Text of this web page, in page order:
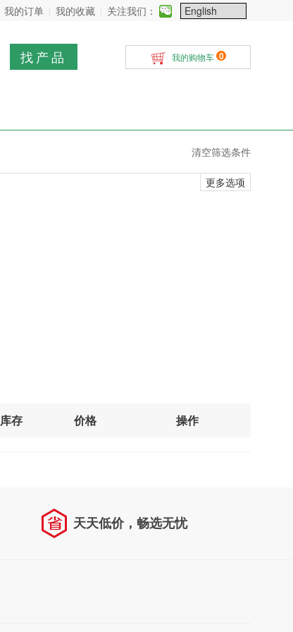
我的订单 我的收藏 关注我们：
找产品 我的购物车 0
清空筛选条件
更多选项
库存 价格 操作
天天低价，畅选无忧